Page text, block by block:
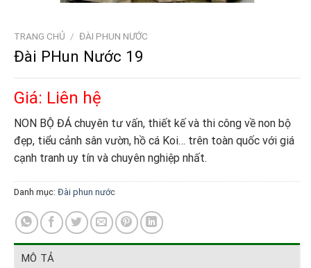
TRANG CHỦ / ĐÀI PHUN NƯỚC
Đài PHun Nước 19
Giá: Liên hệ
NON BỘ ĐÁ chuyên tư vấn, thiết kế và thi công về non bộ
đẹp, tiểu cảnh sân vườn, hồ cá Koi… trên toàn quốc với giá
cạnh tranh uy tín và chuyên nghiệp nhất.
Danh mục: Đài phun nước
MÔ TẢ